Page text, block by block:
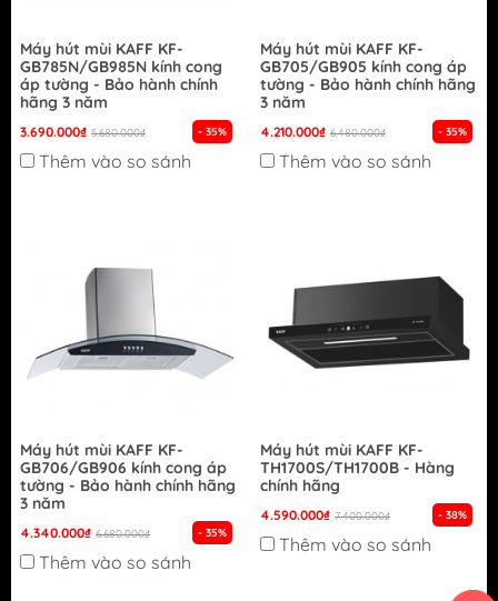
Máy hút mùi KAFF KF-
GB785N/GB985N kính cong
áp tường - Bảo hành chính
hãng 3 năm
3.690.000₫ 5.680.000₫ - 35%
Thêm vào so sánh
Máy hút mùi KAFF KF-
GB705/GB905 kính cong áp
tường - Bảo hành chính hãng
3 năm
4.210.000₫ 6.480.000₫ - 35%
Thêm vào so sánh
Máy hút mùi KAFF KF-
GB706/GB906 kính cong áp
tường - Bảo hành chính hãng
3 năm
4.340.000₫ 6.680.000₫ - 35%
Thêm vào so sánh
Máy hút mùi KAFF KF-
TH1700S/TH1700B - Hàng
chính hãng
4.590.000₫ 7.400.000₫ - 38%
Thêm vào so sánh